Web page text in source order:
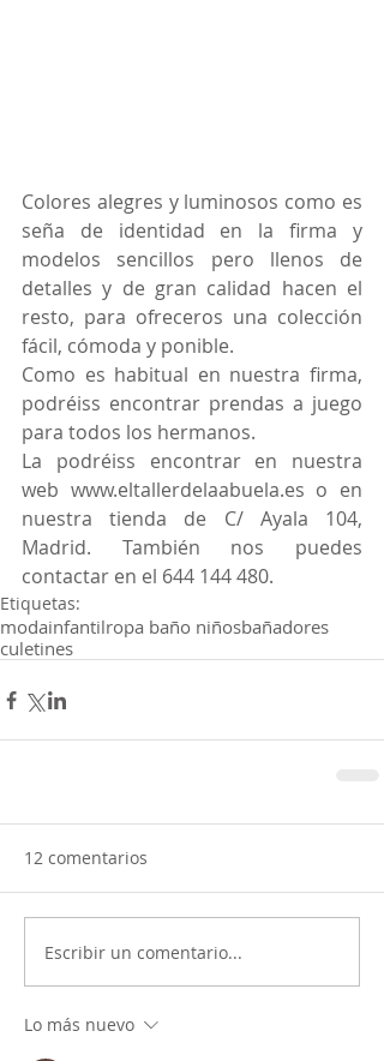
Colores alegres y luminosos como es
seña de identidad en la firma y
modelos sencillos pero llenos de
detalles y de gran calidad hacen el
resto, para ofreceros una colección
fácil, cómoda y ponible.
Como es habitual en nuestra firma,
podréiss encontrar prendas a juego
para todos los hermanos.
La podréiss encontrar en nuestra
web www.eltallerdelaabuela.es o en
nuestra tienda de C/ Ayala 104,
Madrid. También nos puedes
contactar en el 644 144 480.
Etiquetas:
modainfantilropa baño niñosbañadores
culetines
12 comentarios
Escribir un comentario...
Lo más nuevo